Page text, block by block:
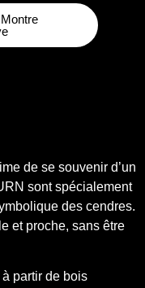
de se souvenir d’un
sont spécialement
des cendres.
et proche, sans être
partir de bois